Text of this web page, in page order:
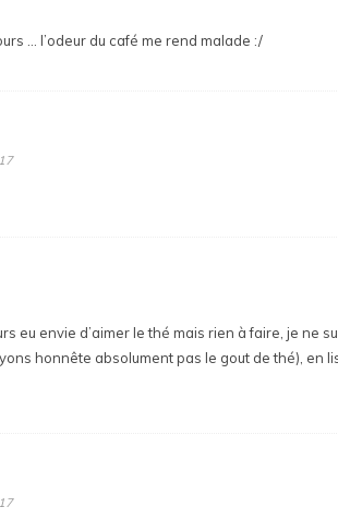
… l’odeur du café me rend malade :/
eu envie d’aimer le thé mais rien à faire, je ne
honnête absolument pas le gout de thé), en